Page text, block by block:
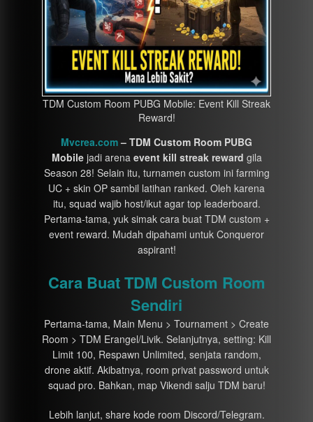
TDM Custom Room PUBG Mobile: Event Kill Streak
Reward!
Mvcrea.com– TDM Custom Room PUBG
Mobilejadi arena event kill streak reward gila
Season 28! Selain itu, turnamen custom ini farming
UC + skin OP sambil latihan ranked. Oleh karena
itu, squad wajib host/ikut agar top leaderboard.
Pertama-tama, yuk simak cara buat TDM custom +
event reward. Mudah dipahami untuk Conqueror
aspirant!
Cara Buat TDM Custom Room
Sendiri
Pertama-tama, Main Menu > Tournament > Create
Room > TDM Erangel/Livik. Selanjutnya, setting: Kill
Limit 100, Respawn Unlimited, senjata random,
drone aktif. Akibatnya, room privat password untuk
squad pro. Bahkan, map Vikendi salju TDM baru!
Lebih lanjut, share kode room Discord/Telegram.